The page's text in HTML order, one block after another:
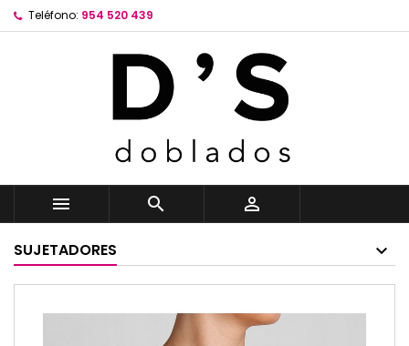
Teléfono: 954 520 439
  
SUJETADORES